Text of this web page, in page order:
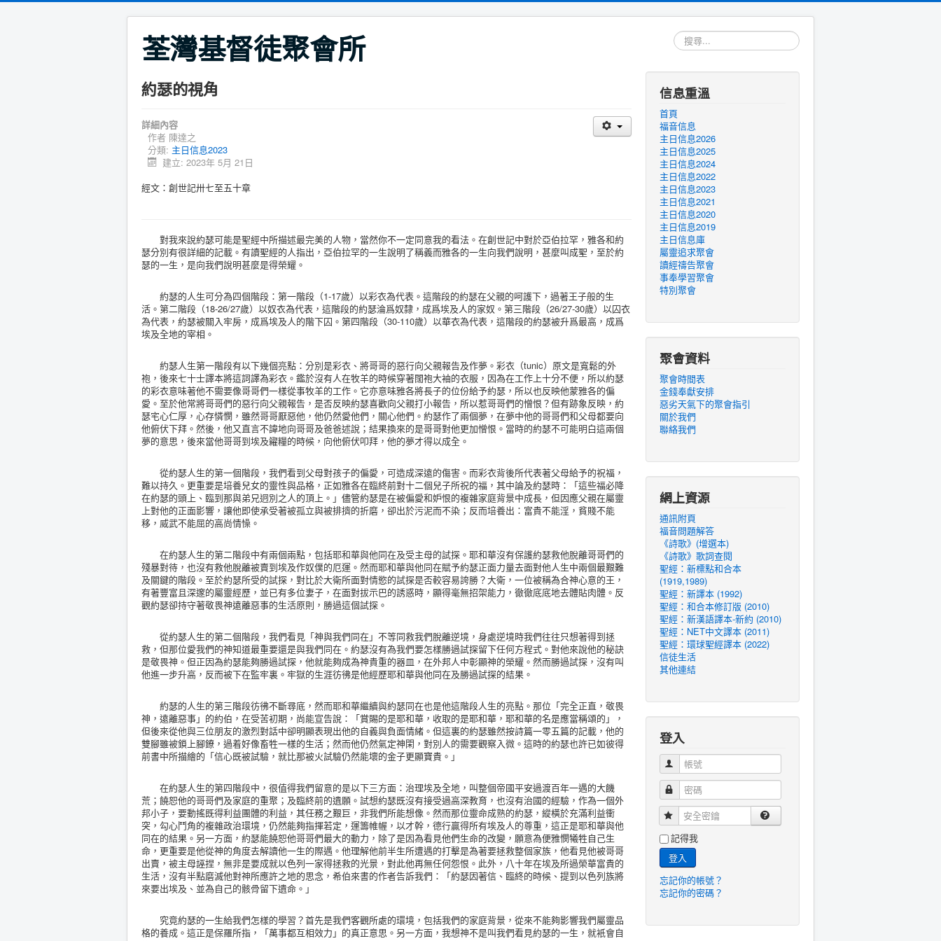
荃灣基督徒聚會所
搜
尋...
約瑟的視角
詳細內容
作者 陳達之
分類: 主日信息2023
建立: 2023年 5月 21日
經文：創世記卅七至五十章
對我來說約瑟可能是聖經中所描述最完美的人物，當然你不一定同意我的看法。在創世記中對於亞伯拉罕，雅各和約
瑟分別有很詳細的記載。有讀聖經的人指出，亞伯拉罕的一生說明了稱義而雅各的一生向我們說明，甚麼叫成聖，至於約
瑟的一生，是向我們說明甚麼是得榮耀。
約瑟的人生可分為四個階段：第一階段（1-17歲）以彩衣為代表。這階段的約瑟在父親的呵護下，過著王子般的生
活。第二階段（18-26/27歲）以奴衣為代表，這階段的約瑟淪爲奴隸，成爲埃及人的家奴。第三階段（26/27-30歲）以囚衣
為代表，約瑟被關入牢房，成爲埃及人的階下囚。第四階段（30-110歲）以華衣為代表，這階段的約瑟被升爲最高，成爲
埃及全地的宰相。
約瑟人生第一階段有以下幾個亮點：分別是彩衣、將哥哥的惡行向父親報告及作夢。彩衣（tunic）原文是寬鬆的外
袍，後來七十士譯本將這詞譯為彩衣。鑑於沒有人在牧羊的時候穿著闊袍大袖的衣服，因為在工作上十分不便，所以約瑟
的彩衣意味著他不需要像哥哥們一樣從事牧羊的工作。它亦意味雅各將長子的位份給予約瑟，所以也反映他蒙雅各的偏
愛。至於他常將哥哥們的惡行向父親報告，是否反映約瑟喜歡向父親打小報告，所以惹哥哥們的憎恨？但有跡象反映，約
瑟宅心仁厚，心存憐憫，雖然哥哥厭惡他，他仍然愛他們，關心他們。約瑟作了兩個夢，在夢中他的哥哥們和父母都要向
他俯伏下拜。然後，他又直言不諱地向哥哥及爸爸述說；結果換來的是哥哥對他更加憎恨。當時的約瑟不可能明白這兩個
夢的意思，後來當他哥哥到埃及糴糧的時候，向他俯伏叩拜，他的夢才得以成全。
從約瑟人生的第一個階段，我們看到父母對孩子的偏愛，可造成深遠的傷害。而彩衣背後所代表著父母給予的祝福，
難以持久。更重要是培養兒女的靈性與品格，正如雅各在臨終前對十二個兒子所祝的福，其中論及約瑟時：「這些福必降
在約瑟的頭上、臨到那與弟兄迥別之人的頂上。」儘管約瑟是在被偏愛和妒恨的複雜家庭背景中成長，但因應父親在屬靈
上對他的正面影響，讓他即使承受著被孤立與被排擠的折磨，卻出於污泥而不染；反而培養出：富貴不能淫，貧賤不能
移，威武不能屈的高尚情懆。
在約瑟人生的第二階段中有兩個兩點，包括耶和華與他同在及受主母的試探。耶和華沒有保護約瑟救他脫離哥哥們的
殘暴對待，也沒有救他脫離被賣到埃及作奴僕的厄運。然而耶和華與他同在賦予約瑟正面力量去面對他人生中兩個最艱難
及關鍵的階段。至於約瑟所受的試探，對比於大衛所面對情慾的試探是否較容易誇勝？大衛，一位被稱為合神心意的王，
有著豐富且深邃的屬靈經歷，並已有多位妻子，在面對拔示巴的誘惑時，顯得毫無招架能力，徹徹底底地去體貼肉體。反
觀約瑟卻持守著敬畏神遠離惡事的生活原則，勝過這個試探。
從約瑟人生的第二個階段，我們看見「神與我們同在」不等同救我們脫離逆境，身處逆境時我們往往只想著得到拯
救，但那位愛我們的神知道最重要還是與我們同在。約瑟沒有為我們要怎樣勝過試探留下任何方程式。對他來說他的秘訣
是敬畏神。但正因為約瑟能夠勝過試探，他就能夠成為神貴重的器皿，在外邦人中彰顯神的榮耀。然而勝過試探，沒有叫
他進一步升高，反而被下在監牢裏。牢獄的生涯彷彿是他經歷耶和華與他同在及勝過試探的結果。
約瑟的人生的第三階段彷彿不斷尋底，然而耶和華繼續與約瑟同在也是他這階段人生的亮點。那位「完全正直，敬畏
神，遠離惡事」的約伯，在受苦初期，尚能宣告說：「賞賜的是耶和華，收取的是耶和華，耶和華的名是應當稱頌的」，
但後來從他與三位朋友的激烈對話中卻明顯表現出他的自義與負面情緒。但這裏的約瑟雖然按詩篇一零五篇的記載，他的
雙腳雖被鎖上腳鐐，過着好像畜牲一樣的生活；然而他仍然氣定神閑，對別人的需要觀察入微。這時的約瑟也許已如彼得
前書中所描繪的「信心既被試驗，就比那被火試驗仍然能壞的金子更顯寶貴。」
在約瑟人生的第四階段中，很值得我們留意的是以下三方面：治理埃及全地，叫整個帝國平安過渡百年一遇的大饑
荒；饒恕他的哥哥們及家庭的重聚；及臨終前的遺願。試想約瑟既沒有接受過高深教育，也沒有治國的經驗，作為一個外
邦小子，要動搖既得利益團體的利益，其任務之艱巨，非我們所能想像。然而那位靈命成熟的約瑟，縱橫於充滿利益衝
突，勾心鬥角的複雜政治環境，仍然能夠指揮若定，運籌帷幄，以才幹，德行贏得所有埃及人的尊重，這正是耶和華與他
同在的結果。另一方面，約瑟能饒恕他哥哥們最大的動力，除了是因為看見他們生命的改變，願意為便雅憫犧牲自己生
命，更重要是他從神的角度去解讀他一生的際遇。他理解他前半生所遭遇的打擊是為著要拯救整個家族，他看見他被哥哥
出賣，被主母誣捏，無非是要成就以色列一家得拯救的光景，對此他再無任何怨恨。此外，八十年在埃及所過榮華富貴的
生活，沒有半點磨滅他對神所應許之地的思念，希伯來書的作者告訴我們：「約瑟因著信、臨終的時候、提到以色列族將
來要出埃及、並為自己的骸骨留下遺命。」
究竟約瑟的一生給我們怎樣的學習？首先是我們客觀所處的環境，包括我們的家庭背景，從來不能夠影響我們屬靈品
格的養成。這正是保羅所指，「萬事都互相效力」的真正意思。另一方面，我想神不是叫我們看見約瑟的一生，就衹會自
信息重溫
首頁
福音信息
主日信息2026
主日信息2025
主日信息2024
主日信息2022
主日信息2023
主日信息2021
主日信息2020
主日信息2019
主日信息庫
屬靈追求聚會
讀經禱告聚會
事奉學習聚會
特別聚會
聚會資料
聚會時間表
金錢奉獻安排
惡劣天氣下的聚會指引
關於我們
聯絡我們
網上資源
通訊附頁
福音問題解答
《詩歌》(增選本)
《詩歌》歌詞查閱
聖經：新標點和合本
(1919,1989)
聖經：新譯本 (1992)
聖經：和合本修訂版 (2010)
聖經：新漢語譯本-新約 (2010)
聖經：NET中文譯本 (2011)
聖經：環球聖經譯本 (2022)
信徒生活
其他連結
登入
帳號
密碼
安全密鑰
記得我
登入
忘記你的帳號？
忘記你的密碼？